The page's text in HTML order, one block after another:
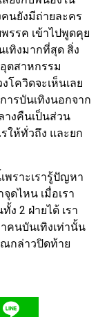
นยังมีถ่ายละคร
รรค เข้าไปพูดคุย
ทิงมากที่สุด สิ่ง
ตสาหกรรม
โควิดจะเห็นเลย
ารบันเทิงนอกจาก
งคืนเป็นส่วน
ให้ทั่วถึง และยก
พราะเรารู้ปัญหา
ดไหน เมื่อเรา
2 ฝ่ายได้ เรา
คนบันเทิงเท่านั้น
ณกล่าวปิดท้าย